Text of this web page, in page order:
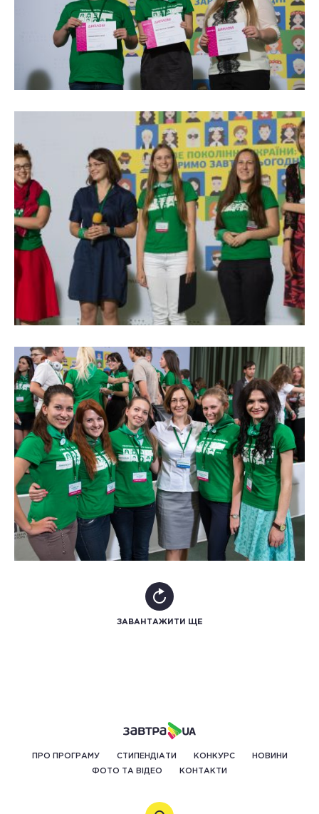
ЗАВАНТАЖИТИ ЩЕ
ПРО ПРОГРАМУ СТИПЕНДІАТИ КОНКУРС НОВИНИ
ФОТО ТА ВІДЕО КОНТАКТИ